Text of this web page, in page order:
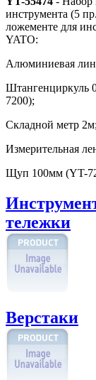
инструмента (5
ложементе для
YATO:
Алюминиевая
Штангенциркуль
7200);
Складной метр
Измерительная
Щуп 100мм (YT-
тележки
Верстаки